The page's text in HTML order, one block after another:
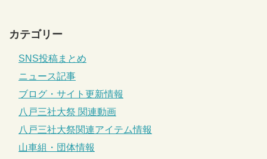
カテゴリー
SNS投稿まとめ
ニュース記事
ブログ・サイト更新情報
八戸三社大祭 関連動画
八戸三社大祭関連アイテム情報
山車組・団体情報